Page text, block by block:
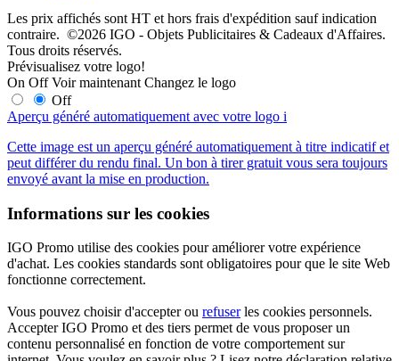
Les prix affichés sont HT et hors frais d'expédition sauf indication
contraire. ©2026 IGO - Objets Publicitaires & Cadeaux d'Affaires.
Tous droits réservés.
Prévisualisez votre logo!
On Off Voir maintenant Changez le logo
Off
Aperçu généré automatiquement avec votre logo i
Cette image est un aperçu généré automatiquement à titre indicatif et
peut différer du rendu final. Un bon à tirer gratuit vous sera toujours
envoyé avant la mise en production.
Informations sur les cookies
IGO Promo utilise des cookies pour améliorer votre expérience
d'achat. Les cookies standards sont obligatoires pour que le site Web
fonctionne correctement.
Vous pouvez choisir d'accepter ou refuserles cookies personnels.
Accepter IGO Promo et des tiers permet de vous proposer un
contenu personnalisé en fonction de votre comportement sur